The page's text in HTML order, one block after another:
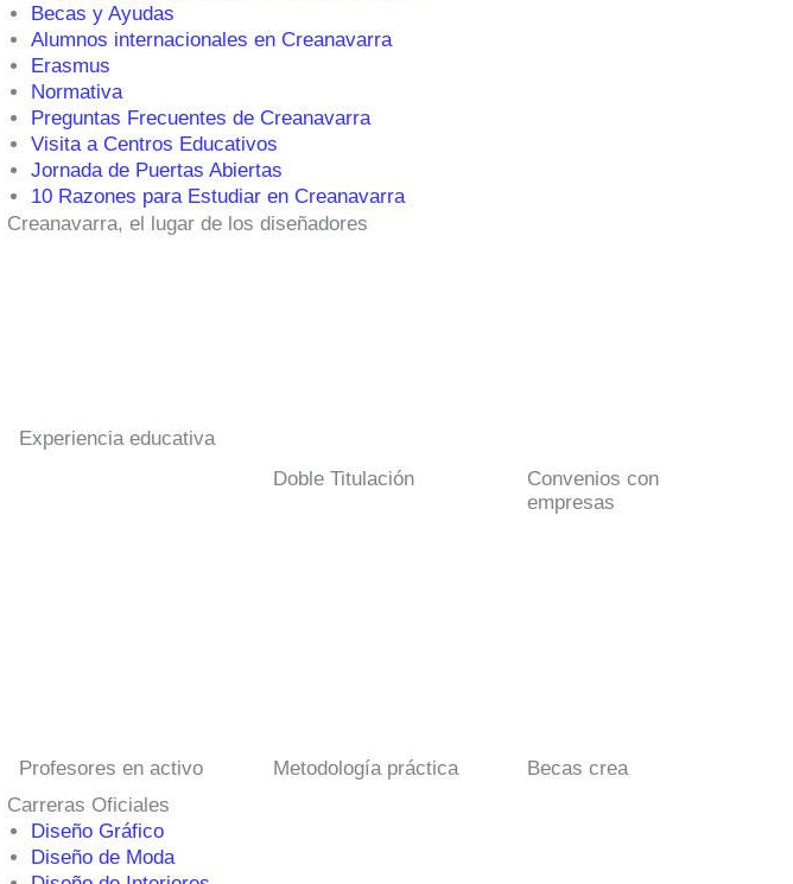
Becas y Ayudas
Alumnos internacionales en Creanavarra
Erasmus
Normativa
Preguntas Frecuentes de Creanavarra
Visita a Centros Educativos
Jornada de Puertas Abiertas
10 Razones para Estudiar en Creanavarra
Creanavarra, el lugar de los diseñadores
Experiencia educativa
Doble Titulación
Convenios con
empresas
Profesores en activo Metodología práctica
Becas crea
Carreras Oficiales
Diseño Gráfico
Diseño de Moda